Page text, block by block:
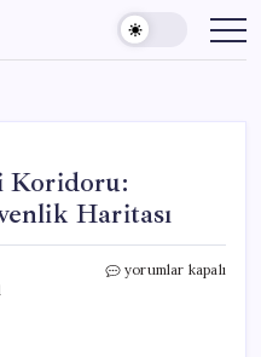
Koridoru:
Haritası
Bakü-
yorumlar kapalı